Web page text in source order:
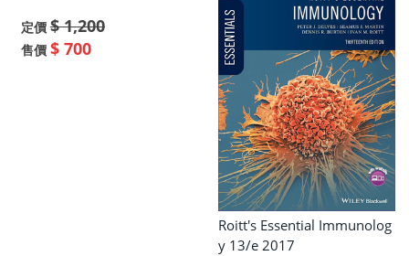
定價 $ 1,200
售價 $ 700
Roitt's Essential Immunolog
y 13/e 2017